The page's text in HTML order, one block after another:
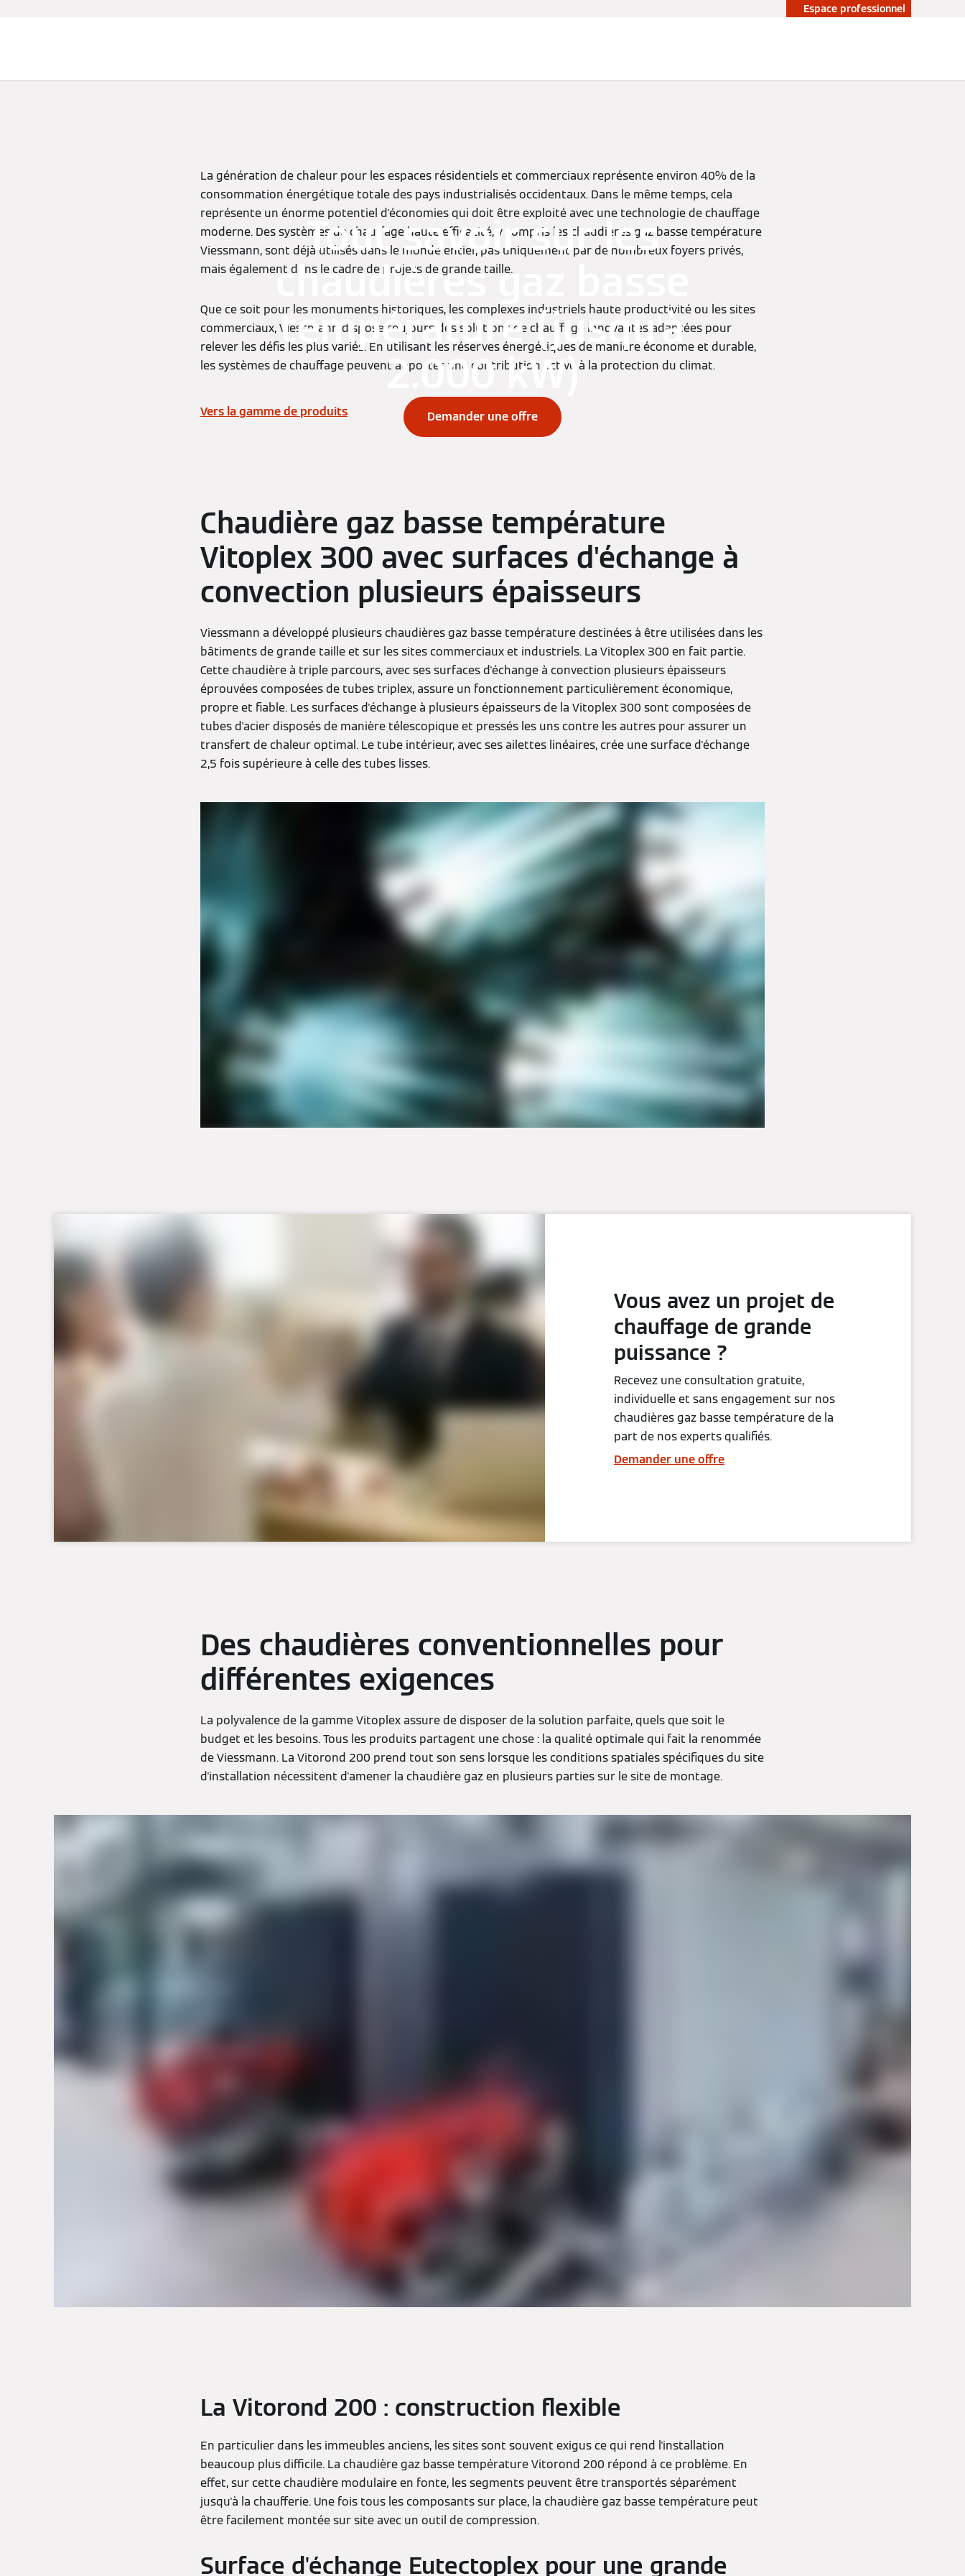
Espace professionnel
Tout savoir sur les
chaudières gaz basse
température (jusqu'à
2.000 kW)
Demander une offre
La génération de chaleur pour les espaces résidentiels et commerciaux représente environ 40% de la
consommation énergétique totale des pays industrialisés occidentaux. Dans le même temps, cela
représente un énorme potentiel d'économies qui doit être exploité avec une technologie de chauffage
moderne. Des systèmes de chauffage haute efficacité, y compris les chaudières gaz basse température
Viessmann, sont déjà utilisés dans le monde entier, pas uniquement par de nombreux foyers privés,
mais également dans le cadre de projets de grande taille.
Que ce soit pour les monuments historiques, les complexes industriels haute productivité ou les sites
commerciaux, Viessmann dispose toujours des solutions de chauffage innovantes adaptées pour
relever les défis les plus variés. En utilisant les réserves énergétiques de manière économe et durable,
les systèmes de chauffage peuvent apporter une contribution active à la protection du climat.
Vers la gamme de produits
Chaudière gaz basse température
Vitoplex 300 avec surfaces d'échange à
convection plusieurs épaisseurs
Viessmann a développé plusieurs chaudières gaz basse température destinées à être utilisées dans les
bâtiments de grande taille et sur les sites commerciaux et industriels. La Vitoplex 300 en fait partie.
Cette chaudière à triple parcours, avec ses surfaces d'échange à convection plusieurs épaisseurs
éprouvées composées de tubes triplex, assure un fonctionnement particulièrement économique,
propre et fiable. Les surfaces d'échange à plusieurs épaisseurs de la Vitoplex 300 sont composées de
tubes d'acier disposés de manière télescopique et pressés les uns contre les autres pour assurer un
transfert de chaleur optimal. Le tube intérieur, avec ses ailettes linéaires, crée une surface d'échange
2,5 fois supérieure à celle des tubes lisses.
Vous avez un projet de
chauffage de grande
puissance ?
Recevez une consultation gratuite,
individuelle et sans engagement sur nos
chaudières gaz basse température de la
part de nos experts qualifiés.
Demander une offre
Des chaudières conventionnelles pour
différentes exigences
La polyvalence de la gamme Vitoplex assure de disposer de la solution parfaite, quels que soit le
budget et les besoins. Tous les produits partagent une chose : la qualité optimale qui fait la renommée
de Viessmann. La Vitorond 200 prend tout son sens lorsque les conditions spatiales spécifiques du site
d'installation nécessitent d'amener la chaudière gaz en plusieurs parties sur le site de montage.
La Vitorond 200 : construction flexible
En particulier dans les immeubles anciens, les sites sont souvent exigus ce qui rend l'installation
beaucoup plus difficile. La chaudière gaz basse température Vitorond 200 répond à ce problème. En
effet, sur cette chaudière modulaire en fonte, les segments peuvent être transportés séparément
jusqu'à la chaufferie. Une fois tous les composants sur place, la chaudière gaz basse température peut
être facilement montée sur site avec un outil de compression.
Surface d'échange Eutectoplex pour une grande